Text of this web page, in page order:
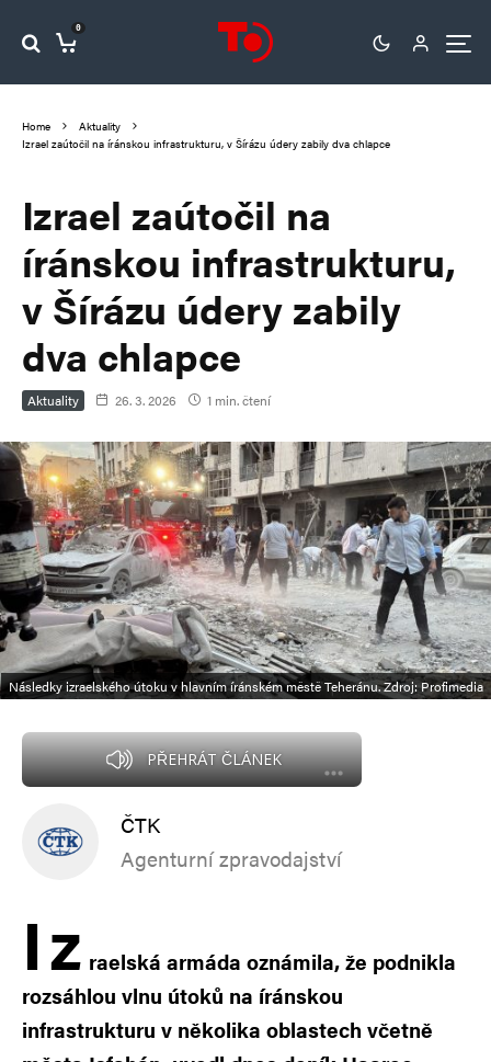
0
Home
Aktuality
Izrael zaútočil na íránskou infrastrukturu, v Šírázu údery zabily dva chlapce
Izrael zaútočil na
íránskou infrastrukturu,
v Šírázu údery zabily
dva chlapce
Aktuality 26. 3. 2026 1 min. čtení
Následky izraelského útoku v hlavním íránském městě Teheránu. Zdroj: Profimedia
PŘEHRÁT ČLÁNEK
ČTK
Agenturní zpravodajství
Iz raelská armáda oznámila, že podnikla
rozsáhlou vlnu útoků na íránskou
infrastrukturu v několika oblastech včetně